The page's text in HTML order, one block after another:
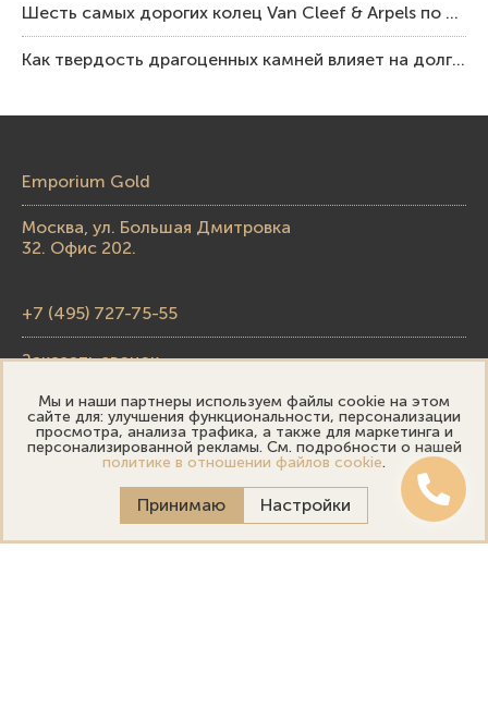
Шесть самых дорогих колец Van Cleef & Arpels по итогам аукционов Sotheby’s
Как твердость драгоценных камней влияет на долговечность ювелирных изделий
Emporium Gold
Москва, ул. Большая Дмитровка
32. Офис 202.
+7 (495) 727-75-55
Заказать звонок
skupka@emporiumgold.com
sale@emporiumgold.com
Режим работы:
Пн-Пт: 10:00–20:00
Мы и наши партнеры используем файлы cookie на этом
сайте для: улучшения функциональности, персонализации
просмотра, анализа трафика, а также для маркетинга и
персонализированной рекламы. См. подробности о нашей
политике в отношении файлов cookie.
Принимаю Настройки